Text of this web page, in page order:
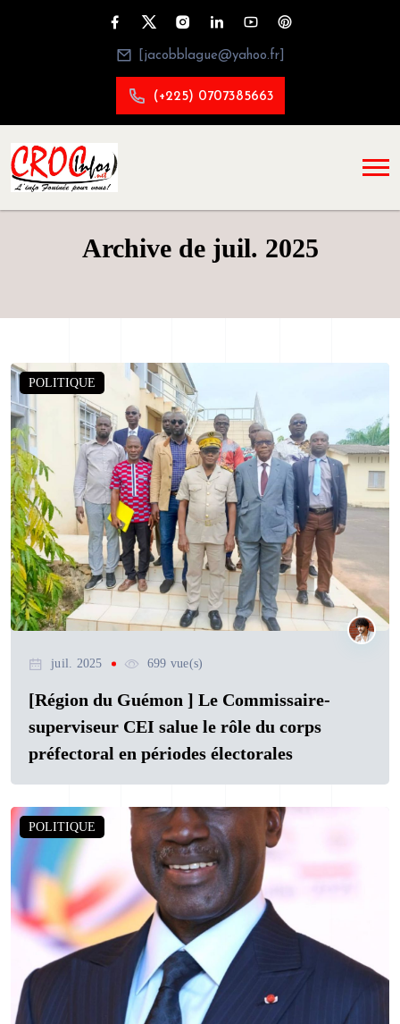
[jacobblague@yahoo.fr]
(+225) 0707385663
Archive de juil. 2025
POLITIQUE
juil. 2025 699 vue(s)
[Région du Guémon ] Le Commissaire-
superviseur CEI salue le rôle du corps
préfectoral en périodes électorales
POLITIQUE